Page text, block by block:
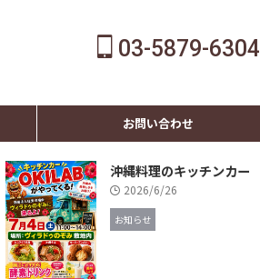
03-5879-6304
お問い合わせ
沖縄料理のキッチンカー
2026/6/26
お知らせ